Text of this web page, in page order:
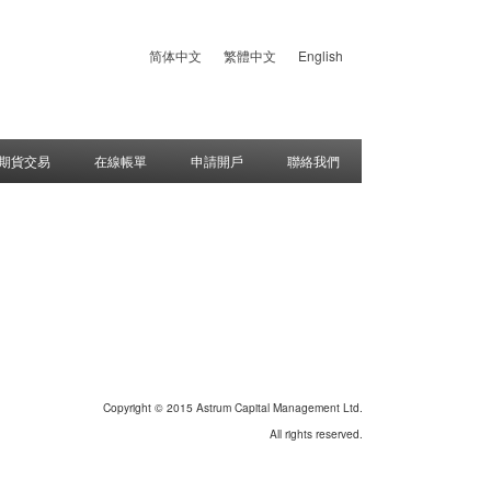
简体中文 繁體中文 English
貨交易 在線帳單 申請開戶 聯絡我們
Copyright © 2015 Astrum Capital Management Ltd.
All rights reserved.